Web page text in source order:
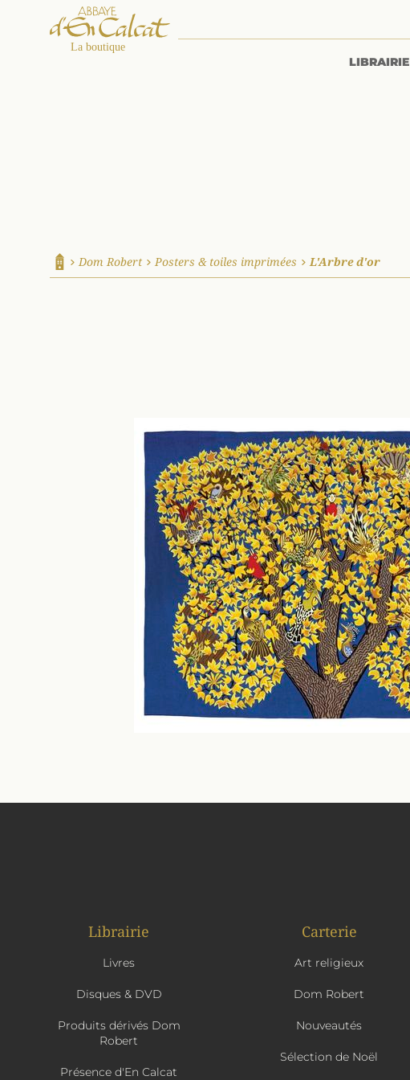
LIBRAIRIE
Accueil
Dom Robert Posters & toiles imprimées L'Arbre d'or
Librairie
Livres
Disques & DVD
Produits dérivés Dom
Robert
Présence d'En Calcat
Carterie
Art religieux
Dom Robert
Nouveautés
Sélection de Noël